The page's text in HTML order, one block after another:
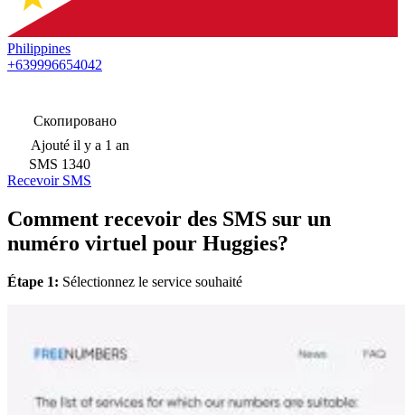
Philippines
+639996654042
Скопировано
Ajouté il y a 1 an
SMS 1340
Recevoir SMS
Comment recevoir des SMS sur un
numéro virtuel pour Huggies?
Étape 1: Sélectionnez le service souhaité